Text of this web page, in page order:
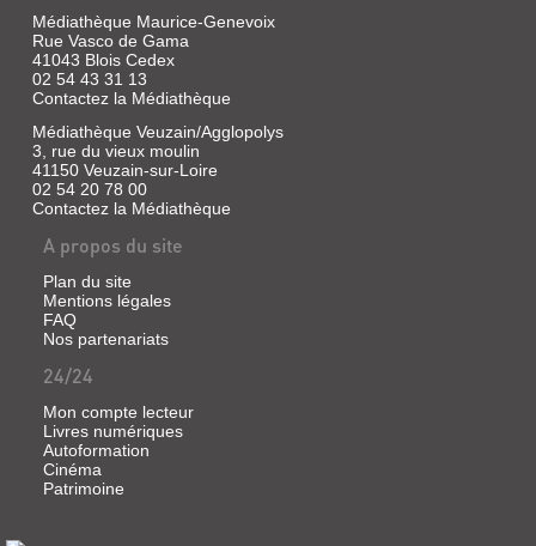
LETTRE
D'UN
Médiathèque Maurice-Genevoix
Rue Vasco de Gama
41043 Blois Cedex
02 54 43 31 13
Contactez la Médiathèque
Médiathèque Veuzain/Agglopolys
3, rue du vieux moulin
41150 Veuzain-sur-Loire
02 54 20 78 00
Contactez la Médiathèque
A propos du site
Plan du site
Mentions légales
FAQ
Nos partenariats
24/24
Mon compte lecteur
Livres numériques
Autoformation
Cinéma
Patrimoine